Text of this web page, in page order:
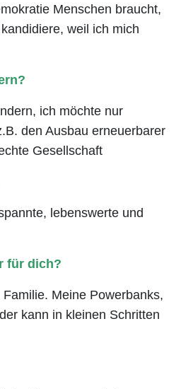
Menschen braucht,
weil ich mich
ich möchte nur
den Ausbau erneuerbarer
Gesellschaft
lebenswerte und
für dich?
Meine Powerbanks,
kann in kleinen Schritten